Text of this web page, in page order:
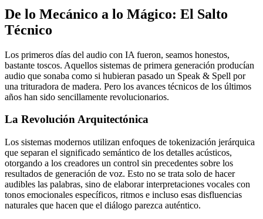
De lo Mecánico a lo Mágico: El Salto
Técnico
Los primeros días del audio con IA fueron, seamos honestos,
bastante toscos. Aquellos sistemas de primera generación producían
audio que sonaba como si hubieran pasado un Speak & Spell por
una trituradora de madera. Pero los avances técnicos de los últimos
años han sido sencillamente revolucionarios.
La Revolución Arquitectónica
Los sistemas modernos utilizan enfoques de tokenización jerárquica
que separan el significado semántico de los detalles acústicos,
otorgando a los creadores un control sin precedentes sobre los
resultados de generación de voz. Esto no se trata solo de hacer
audibles las palabras, sino de elaborar interpretaciones vocales con
tonos emocionales específicos, ritmos e incluso esas disfluencias
naturales que hacen que el diálogo parezca auténtico.